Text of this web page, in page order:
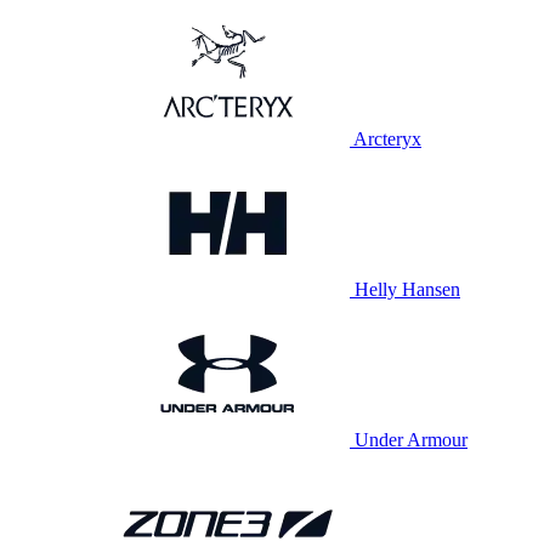
Arcteryx
Helly Hansen
Under Armour